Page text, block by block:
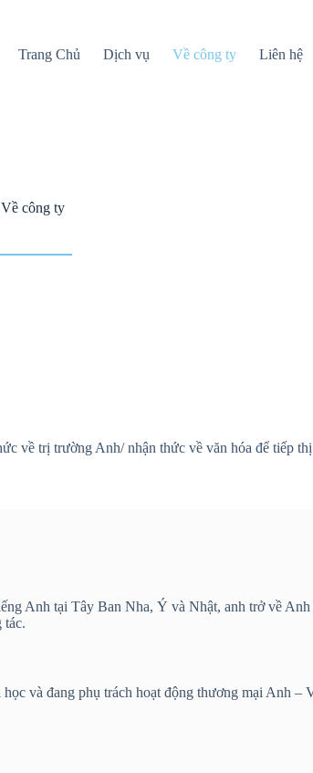
Trang Chủ Dịch vụ Về công ty Liên hệ
Về công ty
về trị trường Anh/ nhận thức về văn hóa để tiếp
Anh tại Tây Ban Nha, Ý và Nhật, anh trở về
tác.
và đang phụ trách hoạt động thương mại Anh –